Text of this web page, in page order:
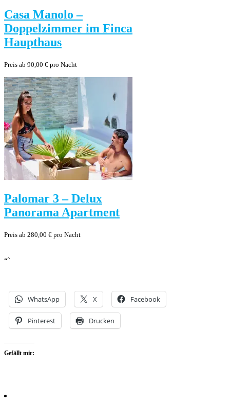
Casa Manolo –
Doppelzimmer im Finca
Haupthaus
Preis ab 90,00 € pro Nacht
Palomar 3 – Delux
Panorama Apartment
Preis ab 280,00 € pro Nacht
“`
WhatsApp X Facebook
Pinterest Drucken
Gefällt mir: